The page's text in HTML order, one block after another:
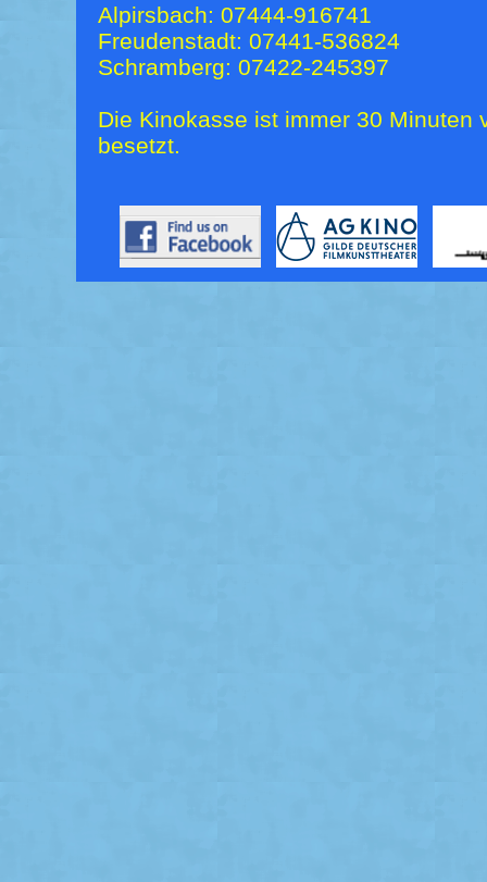
Alpirsbach: 07444-916741
Freudenstadt: 07441-536824
Schramberg: 07422-245397
Die Kinokasse ist immer 30 Minuten
besetzt.